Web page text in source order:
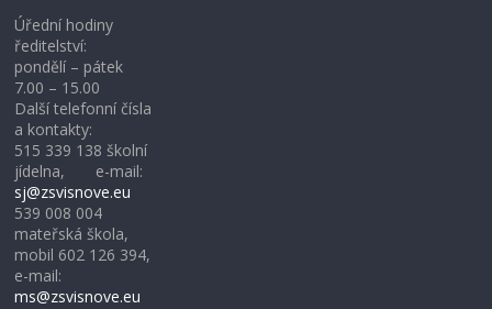
Úřední hodiny
ředitelství:
pondělí – pátek
7.00 – 15.00
Další telefonní čísla
a kontakty:
515 339 138 školní
jídelna, e-mail:
sj@zsvisnove.eu
539 008 004
mateřská škola,
mobil 602 126 394,
e-mail:
ms@zsvisnove.eu